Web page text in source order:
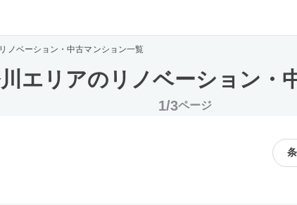
ノベーション・中古マンション一覧
エリアのリノベーション・
1/3ページ